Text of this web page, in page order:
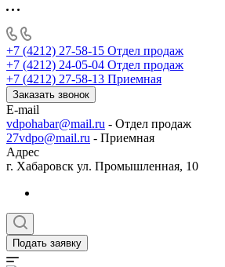
+7 (4212) 27-58-15 Отдел продаж
+7 (4212) 24-05-04 Отдел продаж
+7 (4212) 27-58-13 Приемная
Заказать звонок
E-mail
vdpohabar@mail.ru - Отдел продаж
27vdpo@mail.ru - Приемная
Адрес
г. Хабаровск ул. Промышленная, 10
Подать заявку